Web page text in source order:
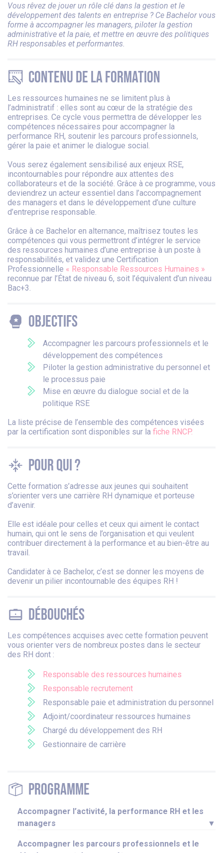
Vous rêvez de jouer un rôle clé dans la gestion et le
développement des talents en entreprise ? Ce Bachelor vous
forme à accompagner les managers, piloter la gestion
administrative et la paie, et mettre en œuvre des politiques
RH responsables et performantes.
Contenu de la formation
Les ressources humaines ne se limitent plus à
l’administratif : elles sont au cœur de la stratégie des
entreprises. Ce cycle vous permettra de développer les
compétences nécessaires pour accompagner la
performance RH, soutenir les parcours professionnels,
gérer la paie et animer le dialogue social.
Vous serez également sensibilisé aux enjeux RSE,
incontournables pour répondre aux attentes des
collaborateurs et de la société. Grâce à ce programme, vous
deviendrez un acteur essentiel dans l’accompagnement
des managers et dans le développement d’une culture
d’entreprise responsable.
Grâce à ce Bachelor en alternance, maîtrisez toutes les
compétences qui vous permettront d’intégrer le service
des ressources humaines d’une entreprise à un poste à
responsabilités, et validez une Certification
Professionnelle « Responsable Ressources Humaines »
reconnue par l’État de niveau 6, soit l’équivalent d’un niveau
Bac+3.
Objectifs
Accompagner les parcours professionnels et le
développement des compétences
Piloter la gestion administrative du personnel et
le processus paie
Mise en œuvre du dialogue social et de la
politique RSE
La liste précise de l’ensemble des compétences visées
par la certification sont disponibles sur la fiche RNCP.
Pour qui ?
Cette formation s’adresse aux jeunes qui souhaitent
s’orienter vers une carrière RH dynamique et porteuse
d’avenir.
Elle est idéale pour celles et ceux qui aiment le contact
humain, qui ont le sens de l’organisation et qui veulent
contribuer directement à la performance et au bien-être au
travail.
Candidater à ce Bachelor, c’est se donner les moyens de
devenir un pilier incontournable des équipes RH !
Débouchés
Les compétences acquises avec cette formation peuvent
vous orienter vers de nombreux postes dans le secteur
des RH dont :
Responsable des ressources humaines
Responsable recrutement
Responsable paie et administration du personnel
Adjoint/coordinateur ressources humaines
Chargé du développement des RH
Gestionnaire de carrière
Programme
Accompagner l’activité, la performance RH et les
managers
▼
Accompagner les parcours professionnels et le